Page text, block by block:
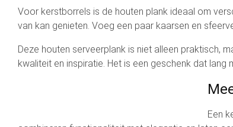
Voor kerstborrels is de houten plank ideaal om
van kan genieten. Voeg een paar kaarsen en
Deze houten serveerplank is niet alleen praktisch,
kwaliteit en inspiratie. Het is een geschenk dat
Een